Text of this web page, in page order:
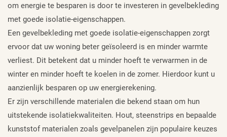
om energie te besparen is door te investeren in gevelbekleding
met goede isolatie-eigenschappen.
Een gevelbekleding met goede isolatie-eigenschappen zorgt
ervoor dat uw woning beter geïsoleerd is en minder warmte
verliest. Dit betekent dat u minder hoeft te verwarmen in de
winter en minder hoeft te koelen in de zomer. Hierdoor kunt u
aanzienlijk besparen op uw energierekening.
Er zijn verschillende materialen die bekend staan om hun
uitstekende isolatiekwaliteiten. Hout, steenstrips en bepaalde
kunststof materialen zoals gevelpanelen zijn populaire keuzes